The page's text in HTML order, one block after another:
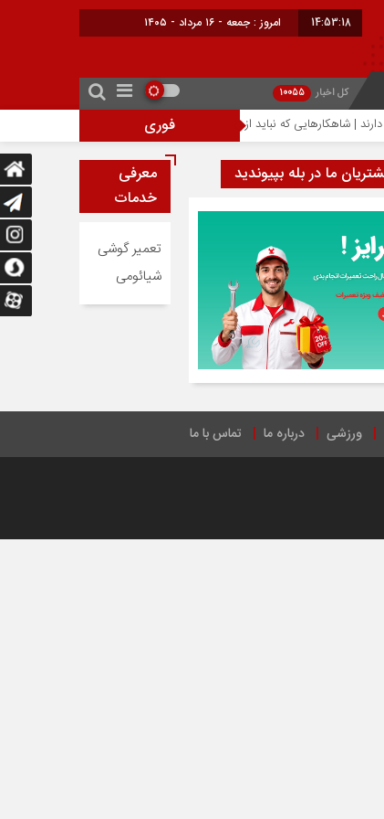
14:53:19 امروز : جمعه - ۱۶ مرداد - ۱۴۰۵
کل اخبار 10055
فوری
احتمال افزایش ۳۰۰ دلاری قیمت آیفون ۱۸ پرو؛ تراشه ۲ نانومتری عامل گرانی آیفون‌های جدید اپل
ما در بله بپیوندید
معرفی
خدمات
تعمیر گوشی
شیائومی
ورزشی درباره ما تماس با ما